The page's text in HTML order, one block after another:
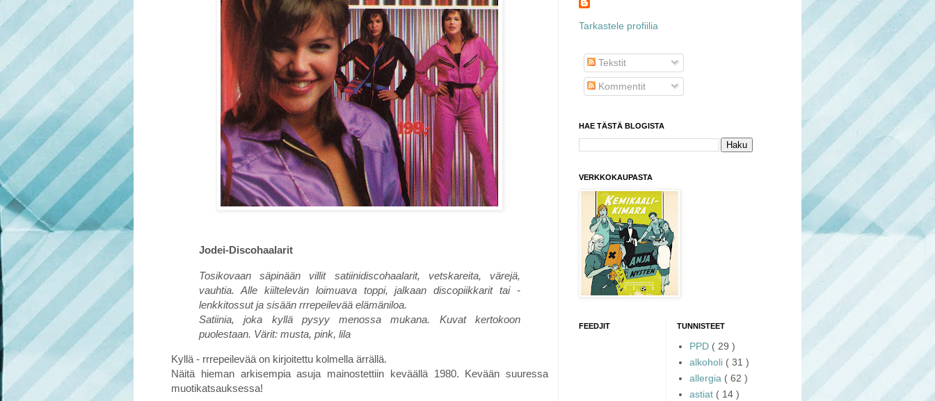
Jodei-Discohaalarit
Tosikovaan säpinään villit satiinidiscohaalarit, vetskareita, värejä,
vauhtia. Alle kiiltelevän loimuava toppi, jalkaan discopiikkarit tai -
lenkkitossut ja sisään rrrepeilevää elämäniloa.
Satiinia, joka kyllä pysyy menossa mukana. Kuvat kertokoon
puolestaan. Värit: musta, pink, lila
Kyllä - rrrepeilevää on kirjoitettu kolmella ärrällä.
Näitä hieman arkisempia asuja mainostettiin keväällä 1980. Kevään suuressa
muotikatsauksessa!
Tarkastele profiilia
Tekstit
Kommentit
HAE TÄSTÄ BLOGISTA
VERKKOKAUPASTA
FEEDJIT TUNNISTEET
PPD ( 29 )
alkoholi ( 31 )
allergia ( 62 )
astiat ( 14 )